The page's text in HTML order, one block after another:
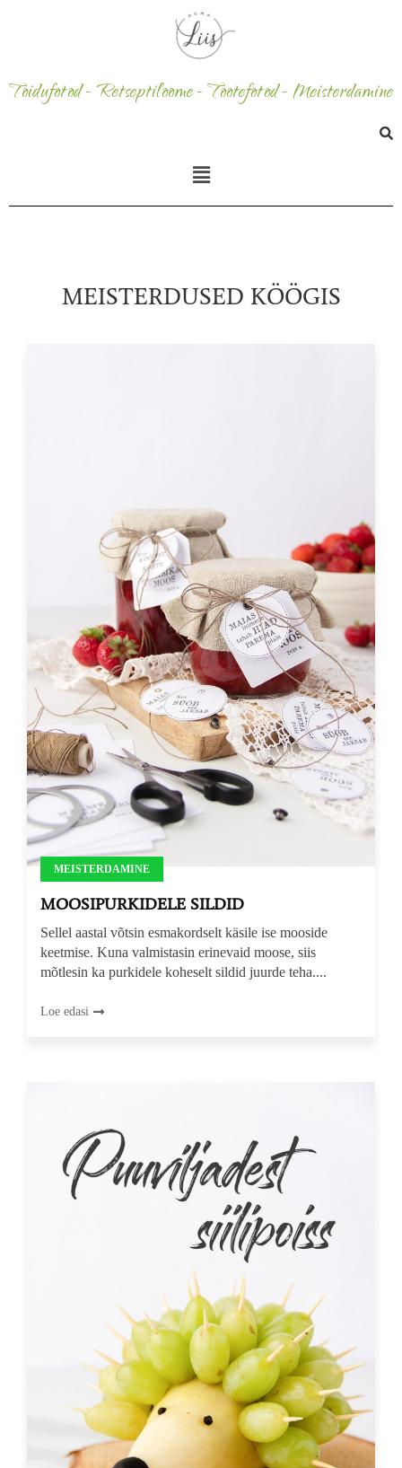
Toidufotod - Retseptiloome - Tootefotod - Meisterdamine
MEISTERDUSED KÖÖGIS
MEISTERDAMINE
MOOSIPURKIDELE SILDID
Sellel aastal võtsin esmakordselt käsile ise mooside
keetmise. Kuna valmistasin erinevaid moose, siis
mõtlesin ka purkidele koheselt sildid juurde teha....
Loe edasi